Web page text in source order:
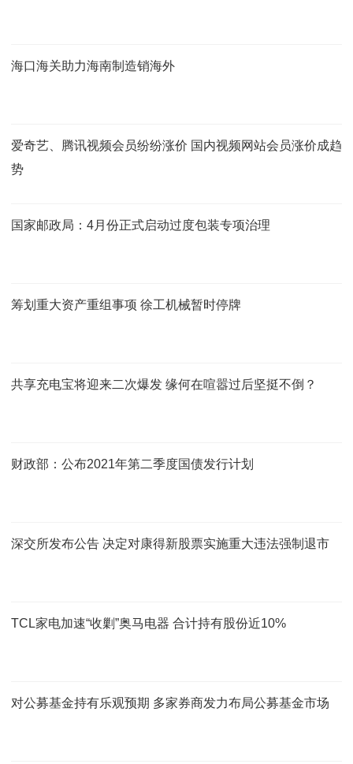
海口海关助力海南制造销海外
爱奇艺、腾讯视频会员纷纷涨价 国内视频网站会员涨价成趋
势
国家邮政局：4月份正式启动过度包装专项治理
筹划重大资产重组事项 徐工机械暂时停牌
共享充电宝将迎来二次爆发 缘何在喧嚣过后坚挺不倒？
财政部：公布2021年第二季度国债发行计划
深交所发布公告 决定对康得新股票实施重大违法强制退市
TCL家电加速“收剿”奥马电器 合计持有股份近10%
对公募基金持有乐观预期 多家券商发力布局公募基金市场